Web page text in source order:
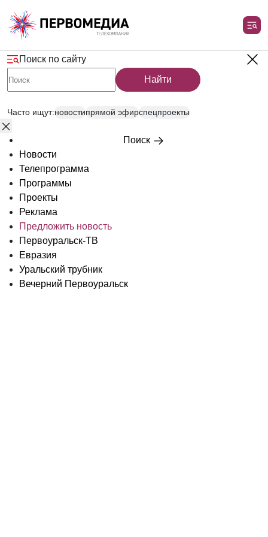
Поиск по сайту
Найти
Часто ищут:новостипрямой эфирспецпроекты
Поиск
Новости
Телепрограмма
Программы
Проекты
Реклама
Предложить новость
Первоуральск-ТВ
Евразия
Уральский трубник
Вечерний Первоуральск